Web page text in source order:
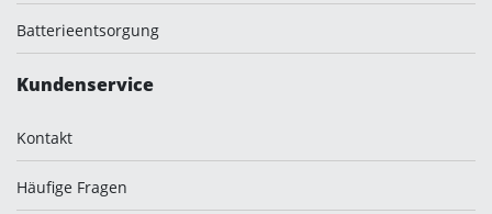
Batterieentsorgung
Kundenservice
Kontakt
Häufige Fragen